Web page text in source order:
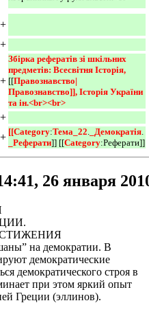
+
+
+
Збірка рефератів зі шкільних
[[Правознавство|
Правознавство]], Історія України
та ін.<br><br>
+
+ [[Category:Тема_22. _Демократія.
_Реферати]] [[Category:Реферати]]
26 января
на демократии. В
демократические
демократического строя в
при этом яркий опыт
Греции (эллинов).